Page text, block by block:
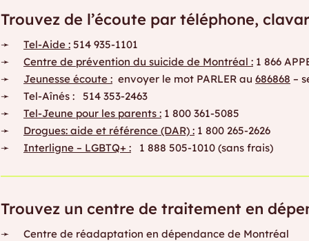
Trouvez de l’écoute par téléphone,
➛ Tel-Aide : 514 935-1101
➛ Centre de prévention du suicide de Montréal : 1 866
➛ Jeunesse écoute : envoyer le mot PARLER au 686868 –
➛ Tel-Aînés : 514 353-2463
➛ Tel-Jeune pour les parents : 1 800 361-5085
➛ Drogues: aide et référence (DAR) : 1 800 265-2626
➛ Interligne – LGBTQ+ : 1 888 505-1010 (sans frais)
Trouvez un centre de traitement en
➛ Centre de réadaptation en dépendance de Montréal